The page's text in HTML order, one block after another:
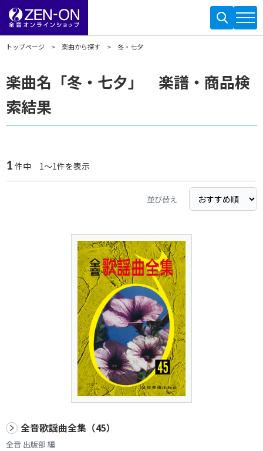
トップページ 楽曲から探す 冬・七夕
楽曲名「冬・七夕」 楽譜・商品検
索結果
1 件中 1～1件を表示
並び替え
全音歌謡曲全集（45）
全音 出版部 編